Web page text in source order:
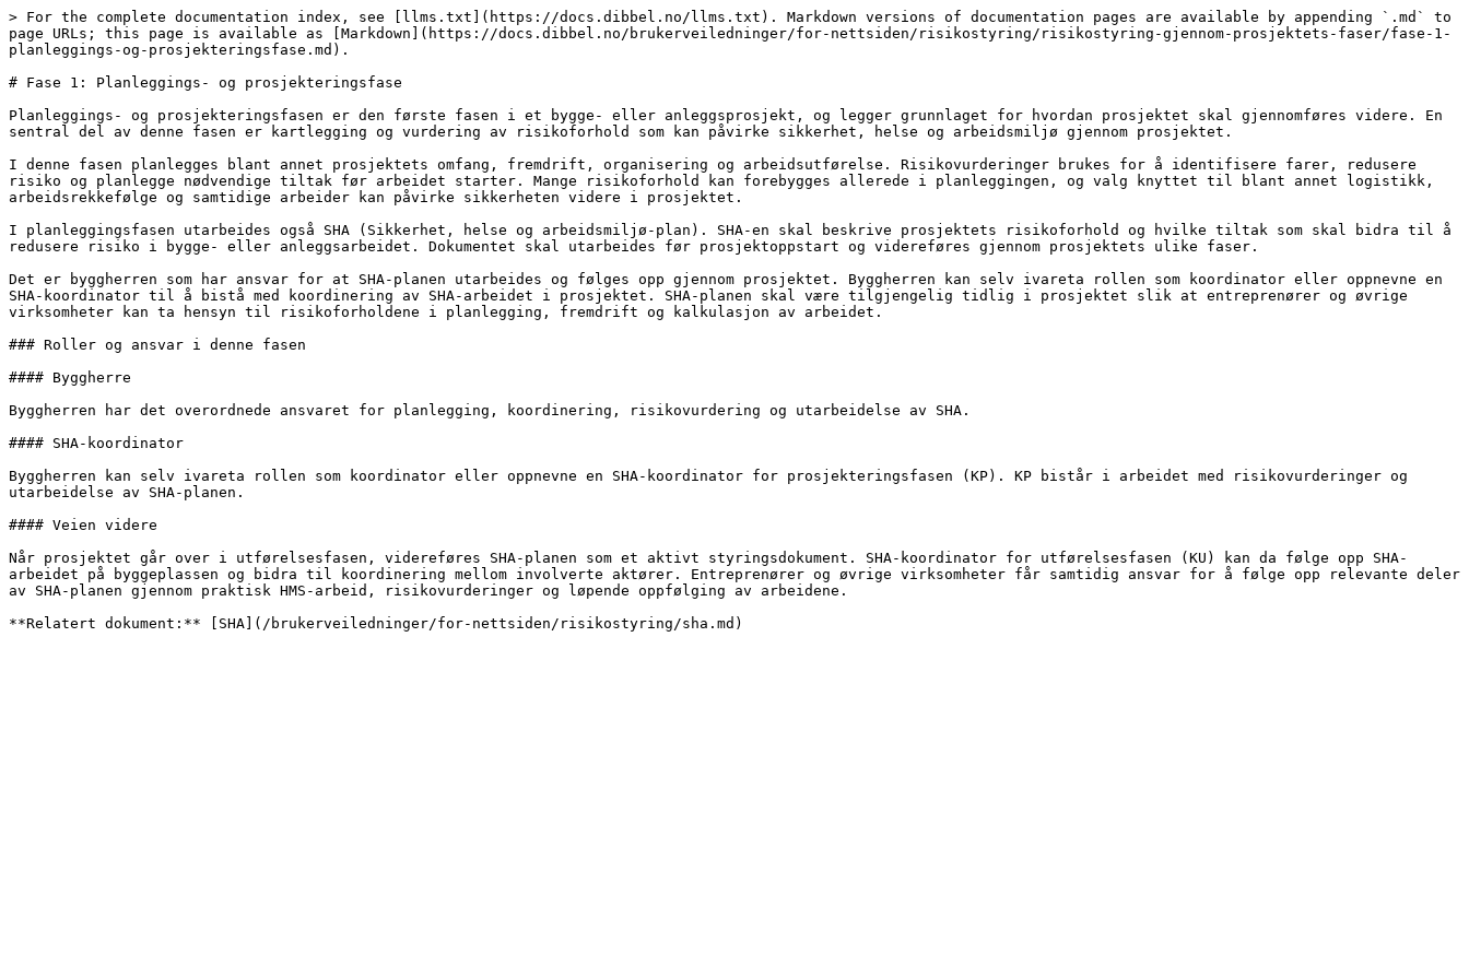
> For the complete documentation index, see [llms.txt](https://docs.dibbel.no/llms.txt). Markdown versions of documentation pages are available by appending `.md` to
page URLs; this page is available as [Markdown](https://docs.dibbel.no/brukerveiledninger/for-nettsiden/risikostyring/risikostyring-gjennom-prosjektets-faser/fase-1-
planleggings-og-prosjekteringsfase.md).
# Fase 1: Planleggings- og prosjekteringsfase
Planleggings- og prosjekteringsfasen er den første fasen i et bygge- eller anleggsprosjekt, og legger grunnlaget for hvordan prosjektet skal gjennomføres videre. En
sentral del av denne fasen er kartlegging og vurdering av risikoforhold som kan påvirke sikkerhet, helse og arbeidsmiljø gjennom prosjektet.
I denne fasen planlegges blant annet prosjektets omfang, fremdrift, organisering og arbeidsutførelse. Risikovurderinger brukes for å identifisere farer, redusere
risiko og planlegge nødvendige tiltak før arbeidet starter. Mange risikoforhold kan forebygges allerede i planleggingen, og valg knyttet til blant annet logistikk,
arbeidsrekkefølge og samtidige arbeider kan påvirke sikkerheten videre i prosjektet.
I planleggingsfasen utarbeides også SHA (Sikkerhet, helse og arbeidsmiljø-plan). SHA-en skal beskrive prosjektets risikoforhold og hvilke tiltak som skal bidra til å
redusere risiko i bygge- eller anleggsarbeidet. Dokumentet skal utarbeides før prosjektoppstart og videreføres gjennom prosjektets ulike faser.
Det er byggherren som har ansvar for at SHA-planen utarbeides og følges opp gjennom prosjektet. Byggherren kan selv ivareta rollen som koordinator eller oppnevne en
SHA-koordinator til å bistå med koordinering av SHA-arbeidet i prosjektet. SHA-planen skal være tilgjengelig tidlig i prosjektet slik at entreprenører og øvrige
virksomheter kan ta hensyn til risikoforholdene i planlegging, fremdrift og kalkulasjon av arbeidet.
### Roller og ansvar i denne fasen
#### Byggherre
Byggherren har det overordnede ansvaret for planlegging, koordinering, risikovurdering og utarbeidelse av SHA.
#### SHA-koordinator
Byggherren kan selv ivareta rollen som koordinator eller oppnevne en SHA-koordinator for prosjekteringsfasen (KP). KP bistår i arbeidet med risikovurderinger og
utarbeidelse av SHA-planen.
#### Veien videre
Når prosjektet går over i utførelsesfasen, videreføres SHA-planen som et aktivt styringsdokument. SHA-koordinator for utførelsesfasen (KU) kan da følge opp SHA-
arbeidet på byggeplassen og bidra til koordinering mellom involverte aktører. Entreprenører og øvrige virksomheter får samtidig ansvar for å følge opp relevante deler
av SHA-planen gjennom praktisk HMS-arbeid, risikovurderinger og løpende oppfølging av arbeidene.